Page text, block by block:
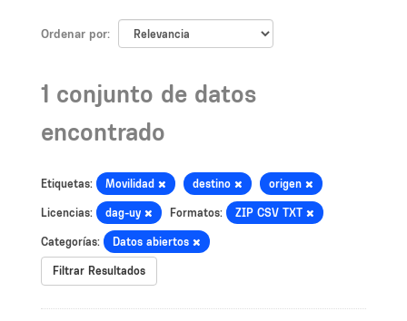
Ordenar por
1 conjunto de datos
encontrado
Etiquetas: Movilidad destino origen
Licencias: dag-uy Formatos: ZIP CSV TXT
Categorías: Datos abiertos
Filtrar Resultados